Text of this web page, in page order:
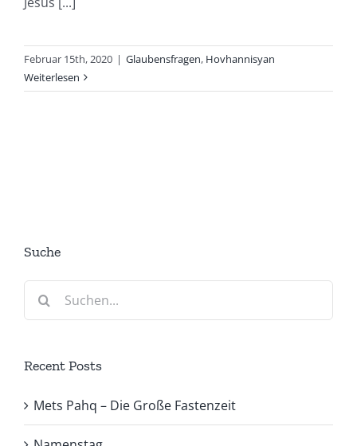
Februar 15th, 2020 | Glaubensfragen, Hovhannisyan
Weiterlesen
Suche
Suche
Recent Posts
Mets Pahq – Die Große Fastenzeit